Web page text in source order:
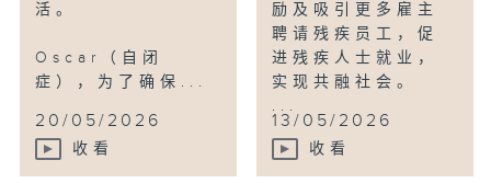
活。
Oscar（自闭
症），为了确保...
20/05/2026
收看
励及吸引更多雇主
聘请残疾员工，促
进残疾人士就业，
实现共融社会。
...
13/05/2026
收看